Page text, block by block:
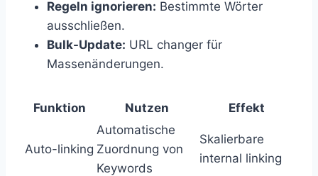
Regeln ignorieren: Bestimmte Wörter
ausschließen.
Bulk-Update: URL changer für
Massenänderungen.
Funktion Nutzen Effekt
Auto-linking
Automatische
Zuordnung von
Keywords
Skalierbare
internal linking